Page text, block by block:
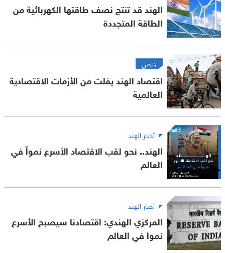
الهند قد تنتج نصف طاقتها الكهربائية من
الطاقة المتجددة
خاص
اقتصاد الهند يفلت من الأزمات الاقتصادية
العالمية
أخبار الهند
الهند.. نحو لقب الاقتصاد الأسرع نمواً في
العالم
أخبار الهند
المركزي الهندي: اقتصادنا سيصبح الأسرع
نموا في العالم